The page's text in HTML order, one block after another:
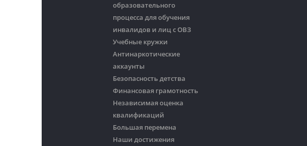
образовательного
процесса для обучения
инвалидов и лиц с ОВЗ
Учебные кружки
Антинаркотические
аккаунты
Безопасность детства
Финансовая грамотность
Независимая оценка
квалификаций
Большая перемена
Наши достижения